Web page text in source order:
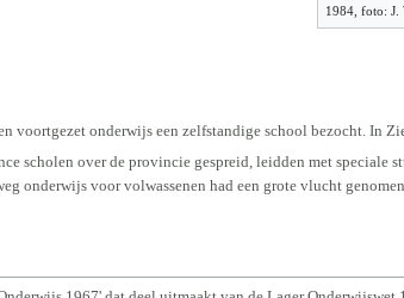
1984, foto: J.
onderwijs een zelfstandige school bezocht. In
scholen over de provincie gespreid, leidden met
onderwijs voor volwassenen had een grote vlucht